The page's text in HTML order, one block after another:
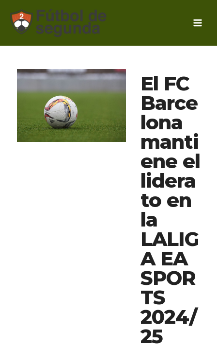
contenido
El FC
Barce
lona
manti
ene el
lidera
to en
la
LALIG
A EA
SPOR
TS
2024/
25